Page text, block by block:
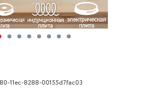
11ec-8288-00155d7fac03